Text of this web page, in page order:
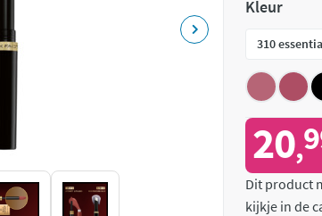
Kleur
20,
Dit product
kijkje in de